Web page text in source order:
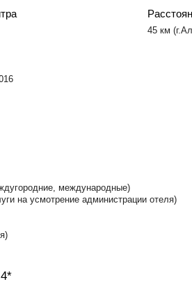
45 км
междугородние, международные)
на усмотрение администрации отеля)